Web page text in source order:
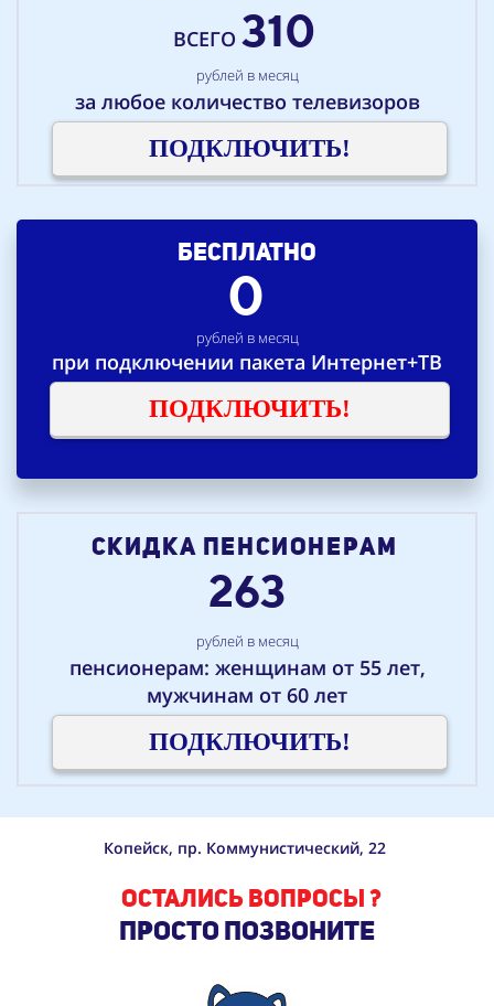
ВСЕГО 310
рублей в месяц
за любое количество телевизоров
ПОДКЛЮЧИТЬ!
БЕСПЛАТНО
0
рублей в месяц
при подключении пакета Интернет+ТВ
ПОДКЛЮЧИТЬ!
СКИДКА пенсионерам
263
рублей в месяц
пенсионерам: женщинам от 55 лет,
мужчинам от 60 лет
ПОДКЛЮЧИТЬ!
Копейск, пр. Коммунистический, 22
ОСТАЛИСЬ ВОПРОСЫ ?
ПРОСТО ПОЗВОНИТЕ